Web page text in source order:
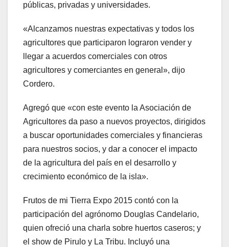
públicas, privadas y universidades.
«Alcanzamos nuestras expectativas y todos los
agricultores que participaron lograron vender y
llegar a acuerdos comerciales con otros
agricultores y comerciantes en general», dijo
Cordero.
Agregó que «con este evento la Asociación de
Agricultores da paso a nuevos proyectos, dirigidos
a buscar oportunidades comerciales y financieras
para nuestros socios, y dar a conocer el impacto
de la agricultura del país en el desarrollo y
crecimiento económico de la isla».
Frutos de mi Tierra Expo 2015 contó con la
participación del agrónomo Douglas Candelario,
quien ofreció una charla sobre huertos caseros; y
el show de Pirulo y La Tribu. Incluyó una